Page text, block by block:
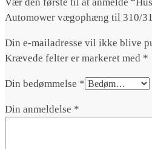
Automower vægophæng til 310/
Din e-mailadresse vil ikke blive
Krævede felter er markeret med *
Din bedømmelse *
Din anmeldelse *